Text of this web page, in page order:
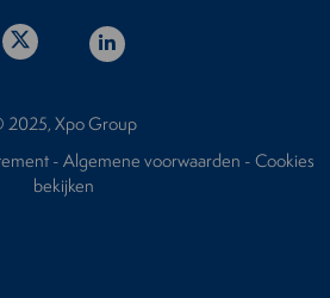
2025, Xpo Group
-Algemene voorwaarden -Cookies
bekijken